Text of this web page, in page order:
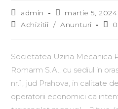
admin
martie 5, 2024
Achizitii / Anunturi
Societatea Uzina Mecanica
Romarm S.A., cu sediul in
nr.1, jud Prahova, in calitate
operatorii economici ca